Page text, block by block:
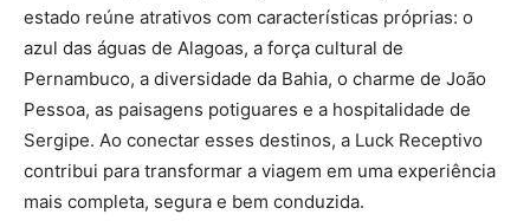
estado reúne atrativos com características próprias: o
azul das águas de Alagoas, a força cultural de
Pernambuco, a diversidade da Bahia, o charme de João
Pessoa, as paisagens potiguares e a hospitalidade de
Sergipe. Ao conectar esses destinos, a Luck Receptivo
contribui para transformar a viagem em uma experiência
mais completa, segura e bem conduzida.